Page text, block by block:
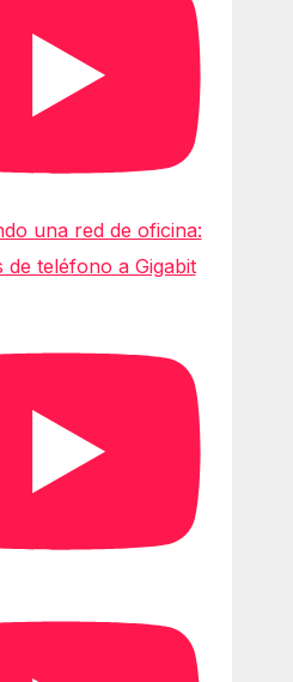
una red de oficina:
de teléfono a Gigabit